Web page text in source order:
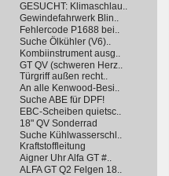
GESUCHT: Klimaschlau..
Gewindefahrwerk Blin..
Fehlercode P1688 bei..
Suche Ölkühler (V6)..
Kombiinstrument ausg..
GT QV (schweren Herz..
Türgriff außen recht..
An alle Kenwood-Besi..
Suche ABE für DPF!
EBC-Scheiben quietsc..
18" QV Sonderrad
Suche Kühlwasserschl..
Kraftstoffleitung
Aigner Uhr Alfa GT #..
ALFA GT Q2 Felgen 18..